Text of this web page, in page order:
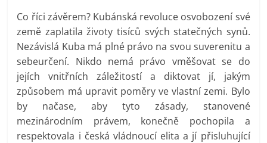
Co říci závěrem? Kubánská revoluce osvobození své
země zaplatila životy tisíců svých statečných synů.
Nezávislá Kuba má plné právo na svou suverenitu a
sebeurčení. Nikdo nemá právo vměšovat se do
jejích vnitřních záležitostí a diktovat jí, jakým
způsobem má upravit poměry ve vlastní zemi. Bylo
by načase, aby tyto zásady, stanovené
mezinárodním právem, konečně pochopila a
respektovala i česká vládnoucí elita a jí přisluhující